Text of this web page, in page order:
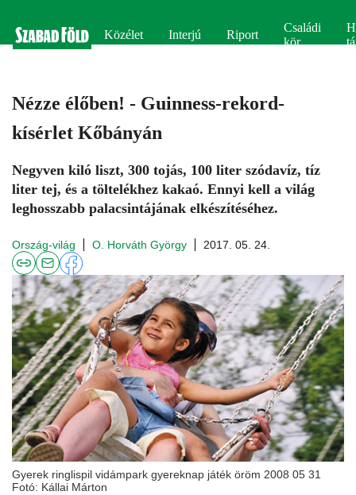
Közélet Interjú Riport
Családi
kör
Nézze élőben! - Guinness-rekord-
kísérlet Kőbányán
Negyven kiló liszt, 300 tojás, 100 liter szódavíz, tíz
liter tej, és a töltelékhez kakaó. Ennyi kell a világ
leghosszabb palacsintájának elkészítéséhez.
Ország-világ O. Horváth György 2017. 05. 24.
Gyerek ringlispil vidámpark gyereknap játék öröm 2008 05 31
Fotó: Kállai Márton